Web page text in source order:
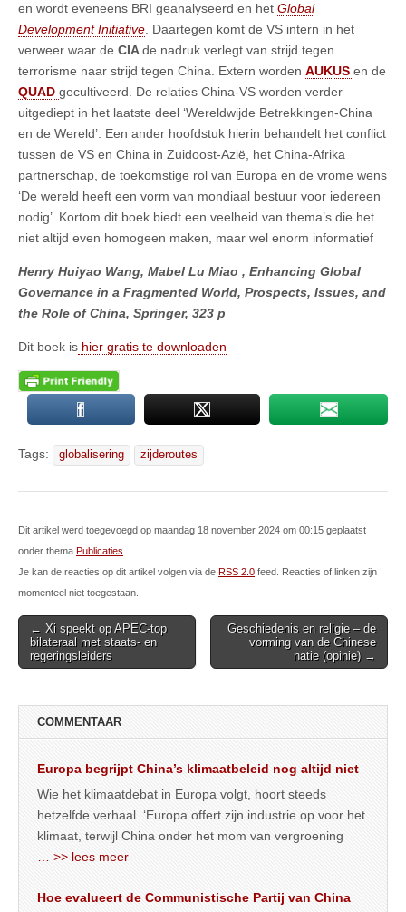
en wordt eveneens BRI geanalyseerd en het Global
Development Initiative . Daartegen komt de VS intern in het
verweer waar de CIAde nadruk verlegt van strijd tegen
terrorisme naar strijd tegen China. Extern worden AUKUS en de
QUAD gecultiveerd. De relaties China-VS worden verder
uitgediept in het laatste deel ‘Wereldwijde Betrekkingen-China
en de Wereld’. Een ander hoofdstuk hierin behandelt het conflict
tussen de VS en China in Zuidoost-Azië, het China-Afrika
partnerschap, de toekomstige rol van Europa en de vrome wens
‘De wereld heeft een vorm van mondiaal bestuur voor iedereen
nodig’ .Kortom dit boek biedt een veelheid van thema’s die het
niet altijd even homogeen maken, maar wel enorm informatief
Henry Huiyao Wang, Mabel Lu Miao , Enhancing Global
Governance in a Fragmented World, Prospects, Issues, and
the Role of China, Springer, 323 p
Dit boek is hier gratis te downloaden
Tags: globalisering zijderoutes
Dit artikel werd toegevoegd op maandag 18 november 2024 om 00:15 geplaatst
onder thema Publicaties
Je kan de reacties op dit artikel volgen via de RSS 2.0 feed. Reacties of linken zijn
momenteel niet toegestaan.
Post
navigation
← Xi speekt op APEC-top
bilateraal met staats- en
regeringsleiders
Geschiedenis en religie – de
vorming van de Chinese
natie (opinie) →
COMMENTAAR
Europa begrijpt China’s klimaatbeleid nog altijd niet
Wie het klimaatdebat in Europa volgt, hoort steeds
hetzelfde verhaal. ‘Europa offert zijn industrie op voor het
klimaat, terwijl China onder het mom van vergroening
… >> lees meer
Hoe evalueert de Communistische Partij van China